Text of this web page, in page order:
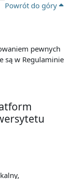
Powrót do góry
pewnych
są w Regulaminie